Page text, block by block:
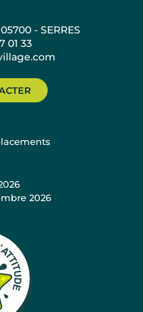
- SERRES
01 33
2026